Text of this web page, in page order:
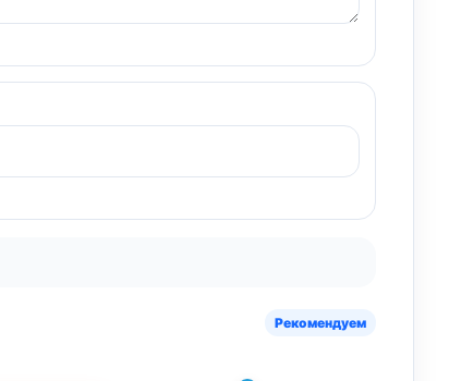
Рекомендуем